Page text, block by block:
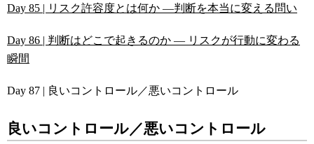
Day 85 | リスク許容度とは何か ―判断を本当に変える問い
Day 86 | 判断はどこで起きるのか ― リスクが行動に変わる
瞬間
Day 87 | 良いコントロール／悪いコントロール
良いコントロール／悪いコントロール